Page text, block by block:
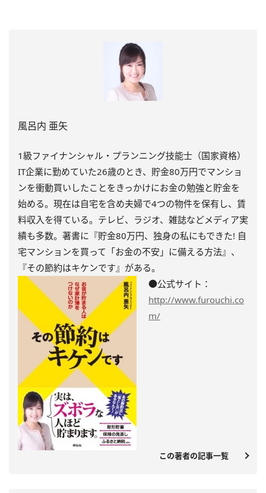
風呂内 亜矢
1級ファイナンシャル・プランニング技能士（国家資格）
IT企業に勤めていた26歳のとき、貯金80万円でマンショ
ンを衝動買いしたことをきっかけにお金の勉強と貯金を
始める。現在は自宅を含め夫婦で4つの物件を保有し、賃
料収入を得ている。テレビ、ラジオ、雑誌などメディア実
績も多数。著書に『貯金80万円、独身の私にもできた! 自
宅マンションを買って「お金の不安」に備える方法』、
『その節約はキケンです』がある。
●公式サイト：
http://www.furouchi.co
m/
この著者の記事一覧